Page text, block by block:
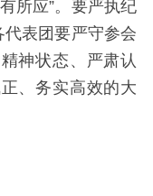
所应”。要严执纪
代表团要严守参会
神状态、严肃认
、务实高效的大